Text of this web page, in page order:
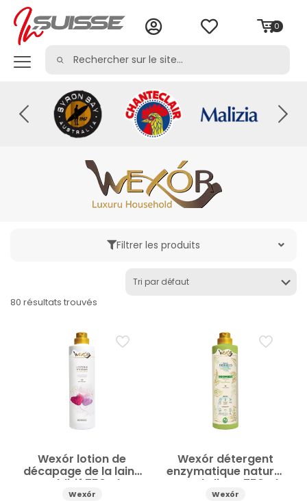
0
Filtrer les produits
80 résultats trouvés
Wexór lotion de
décapage de la laine
additif 750ml
Wexór
Wexór détergent
enzymatique naturel
pour le linge 750ml
Wexór